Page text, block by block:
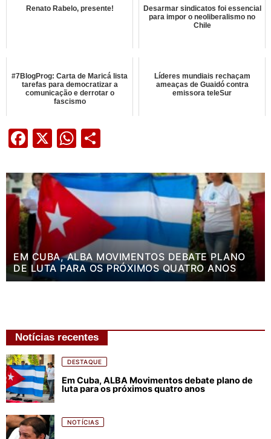
Renato Rabelo, presente!
Desarmar sindicatos foi essencial
para impor o neoliberalismo no
Chile
#7BlogProg: Carta de Maricá lista
tarefas para democratizar a
comunicação e derrotar o
fascismo
Líderes mundiais rechaçam
ameaças de Guaidó contra
emissora teleSur
Facebook
X WhatsApp
EM CUBA, ALBA MOVIMENTOS DEBATE PLANO
DE LUTA PARA OS PRÓXIMOS QUATRO ANOS
Notícias recentes
DESTAQUE
Em Cuba, ALBA Movimentos debate plano de
luta para os próximos quatro anos
NOTÍCIAS